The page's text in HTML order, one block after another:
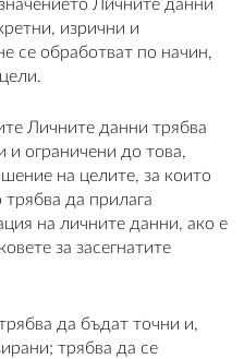
Личните данни
изрични и
се обработват по начин,
Личните данни трябва
и ограничени до това,
на целите, за които
да прилага
на личните данни, ако е
за засегнатите
да бъдат точни и,
трябва да се